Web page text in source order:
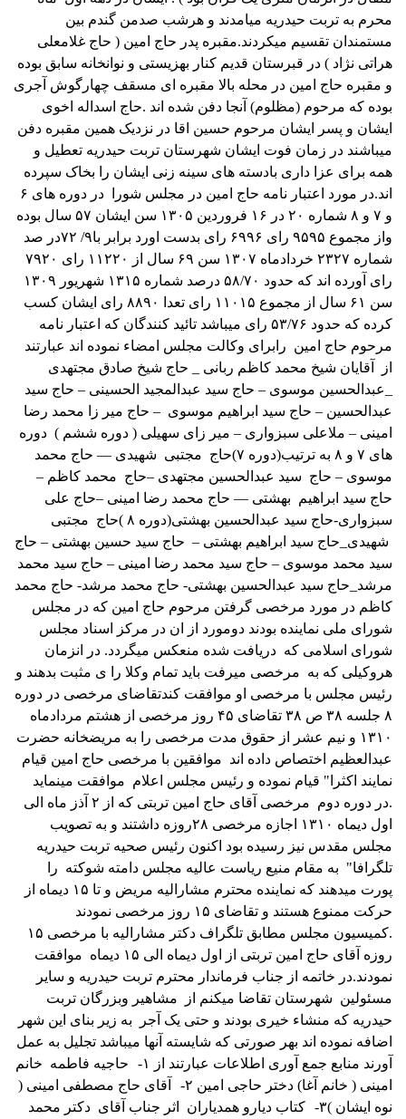
محرم به تربت حیدریه میامدند و هرشب صدمن گندم بین
مستمندان تقسیم میکردند.مقبره پدر حاج امین ( حاج غلامعلی
هراتی نژاد ) در قبرستان قدیم کنار بهزیستی و نوانخانه سابق بوده
و مقبره حاج امین در محله بالا مقبره ای مسقف چهارگوش آجری
بوده که مرحوم (مظلوم) آنجا دفن شده اند .حاج اسداله اخوی
ایشان و پسر ایشان مرحوم حسین اقا در نزدیک همین مقبره دفن
میباشند در زمان فوت ایشان شهرستان تربت حیدریه تعطیل و
همه برای عزا داری بادسته های سینه زنی ایشان را بخاک سپرده
اند.در مورد اعتبار نامه حاج امین در مجلس شورا
در دوره های ۶
و ۷ و ۸
شماره ۲۰ در ۱۶ فروردین ۱۳۰۵ سن ایشان ۵۷ سال بوده
واز مجموع ۹۵۹۵ رای ۶۹۹۶ رای بدست اورد برابر با۹/ ۷۲در صد
شماره ۲۳
۲۷ خردادماه ۱۳۰۷ سن ۶۹ سال از ۱۱۲۲۰ رای ۷۹۲۰
رای آورده اند که حدود ۵۸/۷۰ درصد
شماره ۱۳
۱۵ شهریور ۱۳۰۹
سن ۶۱ سال
از مجموع ۱۱۰۱۵ رای تعدا ۸۸۹۰ رای ایشان کسب
کرده که حدود ۵۳/۷۶ رای میباشد
تائید کنندگان که اعتبار نامه
مرحوم حاج امین رابرای وکالت مجلس امضاء نموده اند عبارتند
از
آقایان شیخ محمد کاظم ربانی _ حاج شیخ صادق مجتهدی
_عبدالحسین موسوی – حاج سید عبدالمجید الحسینی – حاج سید
عبدالحسین – حاج سید ابراهیم موسوی – حاج میر زا محمد رضا
امینی – ملاعلی سبزواری – میر زای سهیلی ( دوره ششم ) دوره
های ۷ و ۸ به ترتیب
(دوره ۷) حاج مجتبی شهیدی –– حاج محمد
موسوی – حاج سید عبدالحسین مجتهدی –حاج محمد کاظم –
حاج سید ابراهیم
بهشتی –– حاج محمد رضا امینی –حاج علی
سبزواری-حاج سید عبدالحسین بهشتی(دوره ۸ ) حاج مجتبی
شهیدی_حاج سید ابراهیم بهشتی – حاج سید حسین بهشتی – حاج
سید محمد موسوی – حاج سید محمد رضا امینی – حاج سید محمد
مرشد_حاج سید عبدالحسین بهشتی- حاج محمد مرشد- حاج محمد
کاظم در مورد مرخصی گرفتن مرحوم حاج امین که در مجلس
شورای ملی نماینده بودند دومورد از ان در مرکز اسناد مجلس
شورای اسلامی که دریافت شده منعکس میگردد. در انزمان
هروکیلی که به مرخصی میرفت باید تمام وکلا را ی مثبت بدهند و
رئیس مجلس با مرخصی او موافقت کندتقاضای مرخصی در دوره
۸ جلسه ۳۸ ص ۳۸ تقاضای ۴۵ روز مرخصی از هشتم مردادماه
۱۳۱۰ و نیم عشر از حقوق مدت مرخصی را به مریضخانه حضرت
عبدالعظیم اختصاص داده اند موافقین با مرخصی حاج امین قیام
نمایند اکثرا" قیام نموده و رئیس مجلس اعلام موافقت مینماید
.در دوره دوم
مرخصی آقای حاج امین تربتی که از ۲ آذز ماه الی
اول دیماه ۱۳۱۰ اجازه مرخصی ۲۸روزه داشتند و به تصویب
مجلس مقدس نیز رسیده بود اکنون رئیس صحیه تربت حیدریه
تلگرافا" به مقام منیع ریاست عالیه مجلس دامته شوکته را
پورت میدهند که نماینده محترم مشارالیه مریض و تا ۱۵ دیماه از
حرکت ممنوع هستند و تقاضای ۱۵ روز مرخصی نمودند
.
کمیسیون مجلس مطابق تلگراف دکتر مشارالیه با مرخصی ۱۵
روزه آقای حاج امین تربتی از اول دیماه الی ۱۵ دیماه
موافقت
نمودند.در خاتمه از جناب فرماندار محترم تربت حیدریه و سایر
مسئولین شهرستان تقاضا میکنم از
مشاهیر وبزرگان تربت
حیدریه که منشاء خیری بودند و حتی یک آجر
به زیر بنای این شهر
اضافه نموده اند بهر صورتی که شایسته آنها میباشد تجلیل به عمل
آورند منابع جمع آوری اطلاعات عبارتند از ۱- حاجیه فاطمه خانم
امینی ( خانم آغا) دختر حاجی امین ۲-
آقای حاج مصطفی امینی (
نوه ایشان )۳- کتاب دیارو همدیاران اثر جناب آقای دکتر محمد